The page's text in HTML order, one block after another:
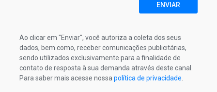
ENVIAR
Ao clicar em "Enviar", você autoriza a coleta dos seus
dados, bem como, receber comunicações publicitárias,
sendo utilizados exclusivamente para a finalidade de
contato de resposta à sua demanda através deste canal.
Para saber mais acesse nossa política de privacidade